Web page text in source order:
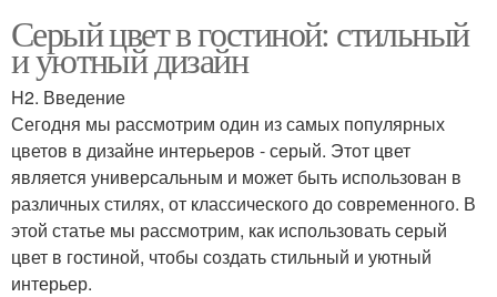
Серый цвет в гостиной: стильный
и уютный дизайн
H2. Введение
Сегодня мы рассмотрим один из самых популярных
цветов в дизайне интерьеров - серый. Этот цвет
является универсальным и может быть использован в
различных стилях, от классического до современного. В
этой статье мы рассмотрим, как использовать серый
цвет в гостиной, чтобы создать стильный и уютный
интерьер.